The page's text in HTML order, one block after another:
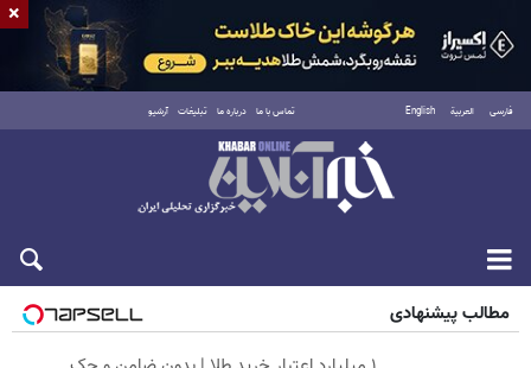
فارسی العربية English تماس با ما درباره ما تبلیغات آرشیو
جمعه ۱۶ مرداد ۱۴۰۵
مطالب پیشنهادی
×